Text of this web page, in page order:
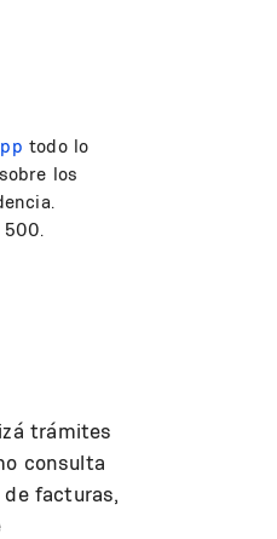
todo lo
los
trámites
consulta
facturas,